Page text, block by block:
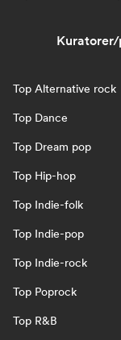
Top Alternative rock
Top Dance
Top Dream pop
Top Hip-hop
Top Indie-folk
Top Indie-pop
Top Indie-rock
Top Poprock
Top R&B